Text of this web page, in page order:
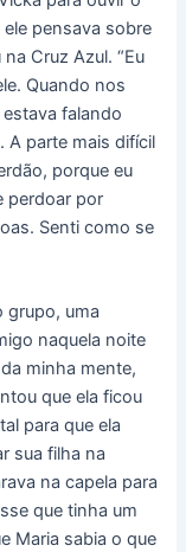
pensava sobre
Cruz Azul. “Eu
Quando nos
falando
A parte mais difícil
porque eu
perdoar por
Senti como se
grupo, uma
naquela noite
minha mente,
que ela ficou
para que ela
sua filha na
na capela para
que tinha um
Maria sabia o que